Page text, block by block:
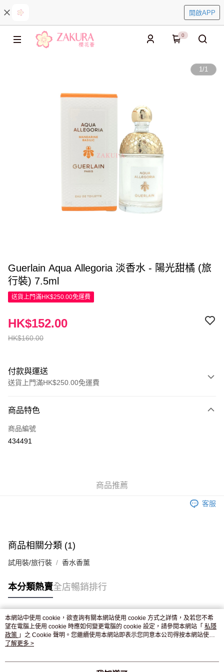
開啟APP
0
1/1
Guerlain Aqua Allegoria 淡香水 - 陽光甜橘 (旅
行裝) 7.5ml
送貨上門滿HK$250.00免運費
HK$160.00
HK$152.00
付款與運送
送貨上門滿HK$250.00免運費
信用卡
Apple Pay
付款後門市自取，訂單確認後2-4個工作天到店，7天內取。逾期後
商品特色
商品編號
434491
商品推薦
客服
商品相關分類 (1)
試用裝/旅行裝 香水香薰
本分類熱賣全店暢銷排行
熱門標籤
熱銷排行
本網站中使用 cookie，欲查詢有關本網站使用 cookie 方式之詳情，及若您不希
望在電腦上使用 cookie 時應如何變更電腦的 cookie 設定，請參閱本網站「 私隱
政策 」之 Cookie 聲明。您繼續使用本網站即表示您同意本公司得按本網站使用
條款之 Cookie 聲明使用 cookie。
了解更多 >